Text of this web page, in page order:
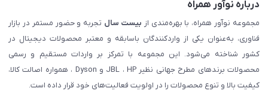
درباره نوآور همراه
مجموعه نوآور همراه، با بهره‌مندی از بیست سال تجربه و حضور مستمر در بازار
فناوری، به‌عنوان یکی از واردکنندگان باسابقه و معتبر محصولات دیجیتال در
کشور شناخته می‌شود. این مجموعه با تمرکز بر واردات مستقیم و رسمی
محصولات برندهای مطرح جهانی نظیر JBL ، HP و Dyson ، همواره اصالت کالا،
کیفیت بالا و تنوع محصولات را در اولویت فعالیت‌های خود قرار داده است.